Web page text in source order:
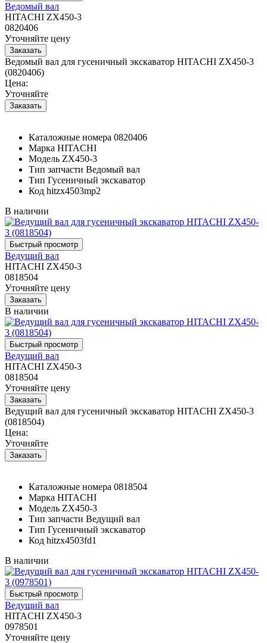
Ведомый вал
HITACHI ZX450-3
0820406
Уточняйте цену
Ведомый вал для гусеничный экскаватор HITACHI ZX450-3
(0820406)
Цена:
Уточняйте
Каталожные номера 0820406
Марка HITACHI
Модель ZX450-3
Тип запчасти Ведомый вал
Тип Гусеничный экскаватор
Код hitzx4503mp2
В наличии
Ведущий вал
HITACHI ZX450-3
0818504
Уточняйте цену
В наличии
Ведущий вал
HITACHI ZX450-3
0818504
Уточняйте цену
Ведущий вал для гусеничный экскаватор HITACHI ZX450-3
(0818504)
Цена:
Уточняйте
Каталожные номера 0818504
Марка HITACHI
Модель ZX450-3
Тип запчасти Ведущий вал
Тип Гусеничный экскаватор
Код hitzx4503fd1
В наличии
Ведущий вал
HITACHI ZX450-3
0978501
Уточняйте цену